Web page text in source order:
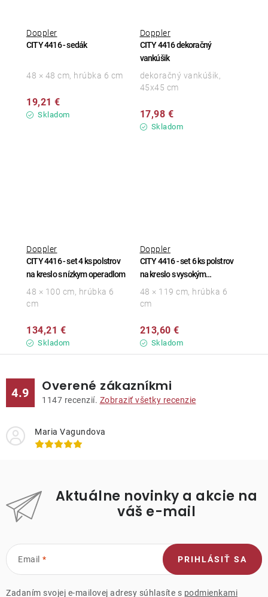
CITY 4416 - sedák
Doppler
Skladom
19,21 €
48 × 48 cm, hrúbka 6 cm
CITY 4416 dekoračný
vankúšik
Doppler
Skladom
17,98 €
dekoračný vankúšik,
45x45 cm
CITY 4416 - set 4 ks polstrov
na kreslo s nízkym operadlom
Doppler
Skladom
134,21 €
48 × 100 cm, hrúbka 6
cm
CITY 4416 - set 6 ks polstrov
na kreslo s vysokým
operadlom
Doppler
Skladom
213,60 €
48 × 119 cm, hrúbka 6
cm
4.9 Overené zákazníkmi
1147 recenzií. Zobraziť všetky recenzie
Maria Vagundova
Aktuálne novinky a akcie na
váš e-mail
Email
Zadaním svojej e-mailovej adresy súhlasíte s podmienkami
PRIHLÁSIŤ SA